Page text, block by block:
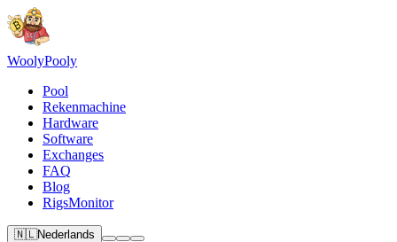
WoolyPooly
Pool
Rekenmachine
Hardware
Software
Exchanges
FAQ
Blog
RigsMonitor
🇳🇱Nederlands